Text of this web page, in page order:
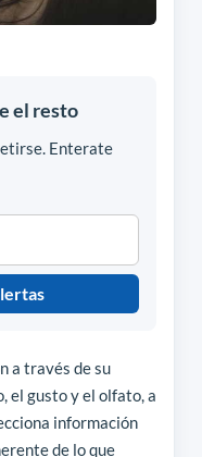
el resto
Enterate
a través de su
el gusto y el olfato, a
información
de lo que